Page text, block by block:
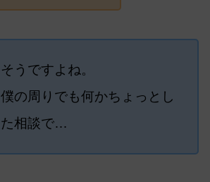
そうですよね。
僕の周りでも何かちょっとし
た相談で…